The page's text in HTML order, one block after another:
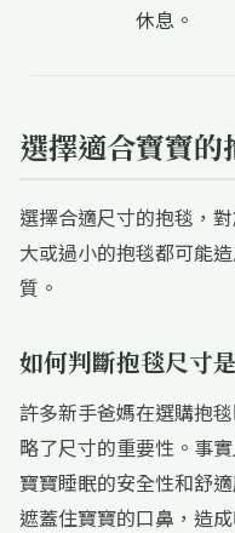
休息。
選擇適合寶寶的
選擇合適尺寸的抱毯，
大或過小的抱毯都可能
質。
如何判斷抱毯尺寸
許多新手爸媽在選購抱
略了尺寸的重要性。事
寶寶睡眠的安全性和舒
遮蓋住寶寶的口鼻，造